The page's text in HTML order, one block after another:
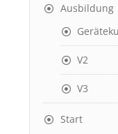
Ausbildung
V2
V3
Start